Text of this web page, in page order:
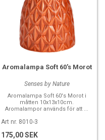
Aromalampa Soft 60's Morot
Senses by Nature
Aromalampa Soft 60's Morot i
måtten 10x13x10cm.
Aromalampor används för att ...
Art nr. 8010-3
175,00 SEK